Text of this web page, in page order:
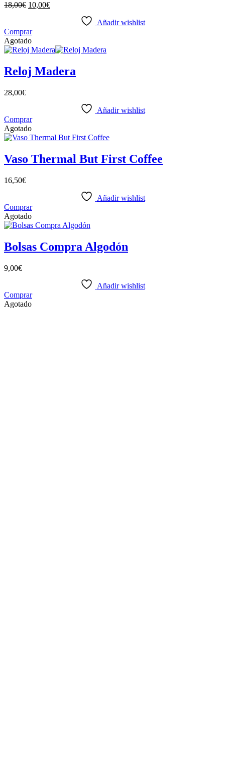
18,00€ 10,00€
Añadir wishlist
Comprar
Agotado
Reloj Madera
28,00€
Añadir wishlist
Comprar
Agotado
Vaso Thermal But First Coffee
16,50€
Añadir wishlist
Comprar
Agotado
Bolsas Compra Algodón
9,00€
Añadir wishlist
Comprar
Agotado